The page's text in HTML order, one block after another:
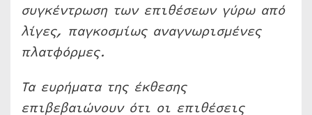
συγκέντρωση των επιθέσεων γύρω από
λίγες, παγκοσμίως αναγνωρισμένες
πλατφόρμες.
Τα ευρήματα της έκθεσης
επιβεβαιώνουν ότι οι επιθέσεις